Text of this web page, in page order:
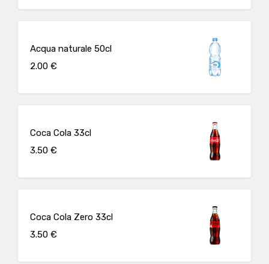
Acqua naturale 50cl
2.00 €
Coca Cola 33cl
3.50 €
Coca Cola Zero 33cl
3.50 €